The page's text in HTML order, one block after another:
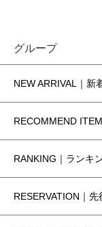
グループ
NEW ARRIVAL｜新
RECOMMEND
RANKING｜ランキ
RESERVATION｜先